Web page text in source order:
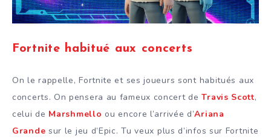
Fortnite habitué aux concerts
On le rappelle, Fortnite et ses joueurs sont habitués aux
concerts. On pensera au fameux concert deTravis Scott,
celui de Marshmello ou encore l’arrivée d’Ariana
Grande sur le jeu d’Epic. Tu veux plus d’infos sur Fortnite